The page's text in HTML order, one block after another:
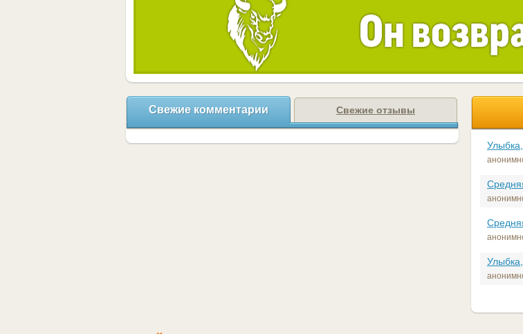
Свежие комментарии Свежие отзывы